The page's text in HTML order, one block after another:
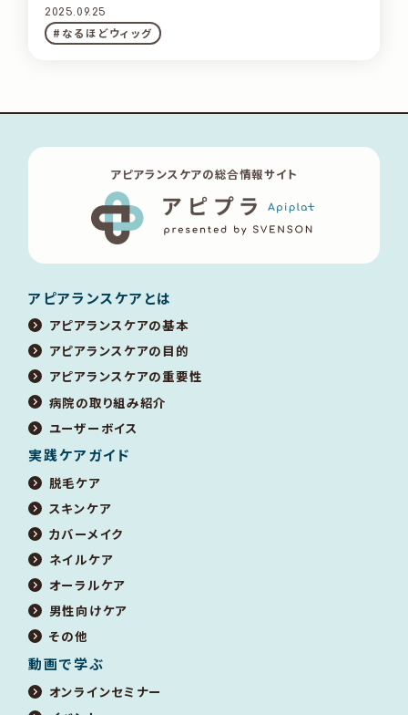
2025.09.25
#なるほどウィッグ
アピアランスケアの総合情報サイト
アピアランスケアとは
アピアランスケアの基本
アピアランスケアの目的
アピアランスケアの重要性
病院の取り組み紹介
ユーザーボイス
実践ケアガイド
脱毛ケア
スキンケア
カバーメイク
ネイルケア
オーラルケア
男性向けケア
その他
動画で学ぶ
オンラインセミナー